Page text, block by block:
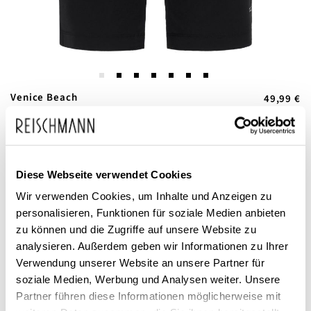
Diese Webseite verwendet Cookies
Wir verwenden Cookies, um Inhalte und Anzeigen zu
personalisieren, Funktionen für soziale Medien anbieten
zu können und die Zugriffe auf unsere Website zu
analysieren. Außerdem geben wir Informationen zu Ihrer
Verwendung unserer Website an unsere Partner für
soziale Medien, Werbung und Analysen weiter. Unsere
Partner führen diese Informationen möglicherweise mit
Zum
Anfang
der
springen
Venice Beach
Damen Trainingshose kurz
Shelby
49,99 €
Dieses Produkt ist exklusiv in unseren Filialen erhältlich. Prüfen Sie
mit einem Klick auf „Vor Ort verfügbar?", wo Ihre Größe vorrätig ist.